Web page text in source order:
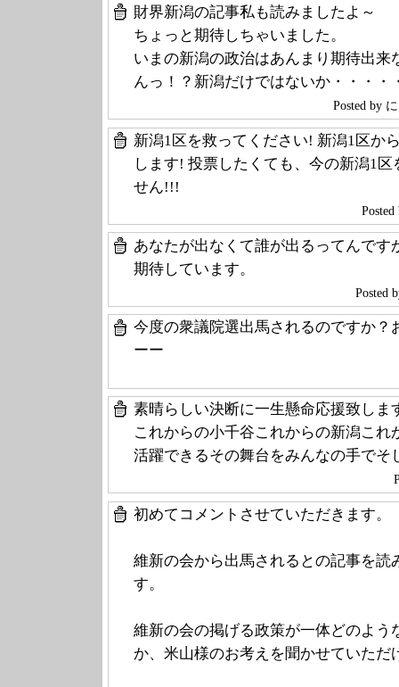
財界新潟の記事私も読みましたよ～
ちょっと期待しちゃいました。
いまの新潟の政治はあんまり期待出来
んっ！？新潟だけではないか・・・・
Posted by
新潟1区を救ってください! 新潟1区か
します! 投票したくても、今の新潟1
せん!!!
あなたが出なくて誰が出るってんです
期待しています。
Posted
今度の衆議院選出馬されるのですか？
ーー
素晴らしい決断に一生懸命応援致しま
これからの小千谷これからの新潟こ
活躍できるその舞台をみんなの手でそ
初めてコメントさせていただきます。
維新の会から出馬されるとの記事を読
す。
維新の会の掲げる政策が一体どのよう
か、米山様のお考えを聞かせていただ